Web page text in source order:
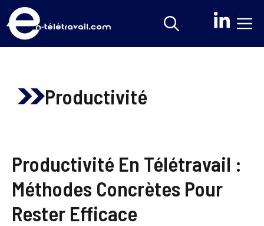
au
contenu
Productivité
Productivité En Télétravail :
Méthodes Concrètes Pour
Rester Efficace